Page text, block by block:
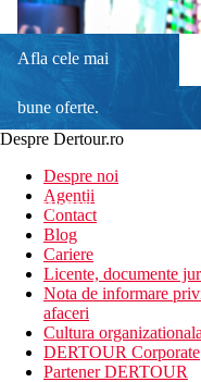
Afla cele mai
bune oferte.
newsletter!
Despre Dertour.ro
Despre noi
Agentii
Contact
Blog
Cariere
Licente, documente
Nota de informare
afaceri
Cultura
DERTOUR Corporate
Partener DERTOUR